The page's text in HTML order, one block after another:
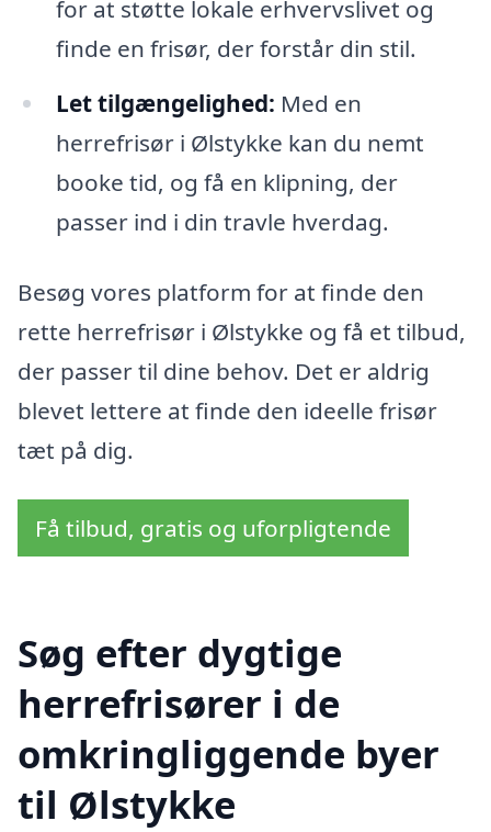
for at støtte lokale erhvervslivet og
finde en frisør, der forstår din stil.
Let tilgængelighed: Med en
herrefrisør i Ølstykke kan du nemt
booke tid, og få en klipning, der
passer ind i din travle hverdag.
Besøg vores platform for at finde den
rette herrefrisør i Ølstykke og få et tilbud,
der passer til dine behov. Det er aldrig
blevet lettere at finde den ideelle frisør
tæt på dig.
Få tilbud, gratis og uforpligtende
Søg efter dygtige
herrefrisører i de
omkringliggende byer
til Ølstykke